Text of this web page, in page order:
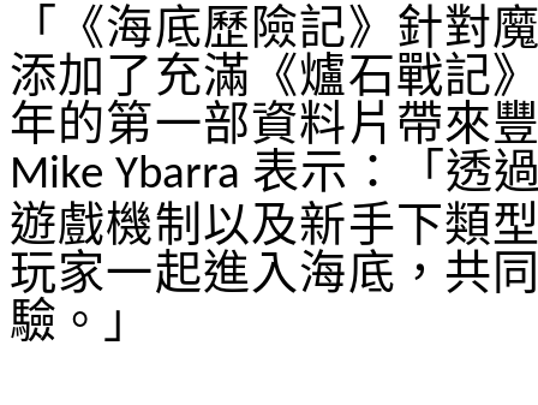
「《海底歷險記》針對
添加了充滿《爐石戰記
年的第一部資料片帶來
Mike Ybarra 表示：「透
遊戲機制以及新手下類
玩家一起進入海底，共
驗。」